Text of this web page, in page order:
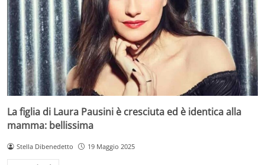
La figlia di Laura Pausini è cresciuta ed è identica alla
mamma: bellissima
Stella Dibenedetto 19 Maggio 2025